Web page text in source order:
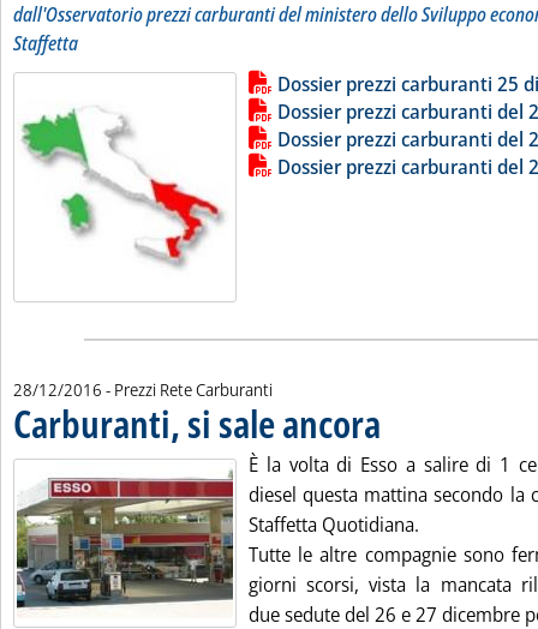
dall'Osservatorio prezzi carburanti del ministero dello Sviluppo
Staffetta
Leggi tutta la notizia: 'Dossier
Lista allegati PDF alla notiziaDossier prezzi carburanti 25
Dossier prezzi carburanti del
Dossier prezzi carburanti del
Dossier prezzi carburanti del
28/12/2016 - Prezzi Rete Carburanti
Carburanti, si sale ancora
È la volta di Esso a salire di 1
diesel questa mattina secondo la
Staffetta Quotidiana.
Tutte le altre compagnie sono
giorni scorsi, vista la mancata
due sedute del 26 e 27 dicembre